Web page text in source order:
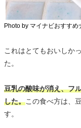
Photo by マイナビおすすめ
これはとてもおいしか
た。
豆乳の酸味が消え、フ
した。この食べ方は、
す。